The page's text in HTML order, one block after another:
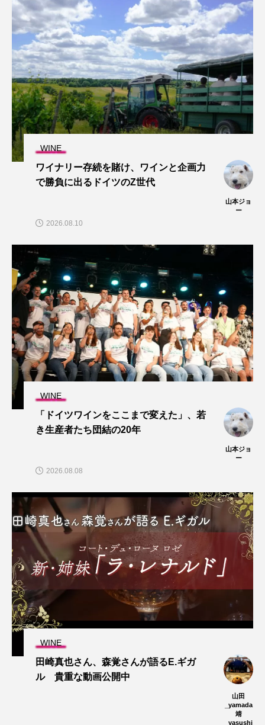
WINE
ワイナリー存続を賭け、ワインと企画力
で勝負に出るドイツのZ世代
山本ジョ
ー
2026.08.10
WINE
「ドイツワインをここまで変えた」、若
き生産者たち団結の20年
山本ジョ
ー
2026.08.08
WINE
田崎真也さん、森覚さんが語るE.ギガ
ル 貴重な動画公開中
山田
_yamada
靖
_yasushi